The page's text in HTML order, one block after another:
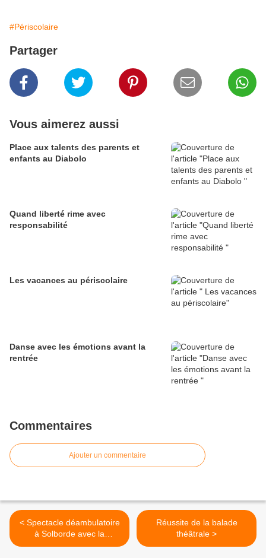
#Périscolaire
Partager
Vous aimerez aussi
Place aux talents des parents et
enfants au Diabolo
Quand liberté rime avec
responsabilité
Les vacances au périscolaire
Danse avec les émotions avant la
rentrée
Commentaires
Ajouter un commentaire
< Spectacle déambulatoire
à Solborde avec la
Compagnie du théâtre
Réussite de la balade
théâtrale >